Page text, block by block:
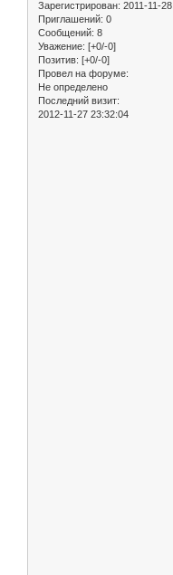
Зарегистрирован: 2011-11-28
Приглашений: 0
Сообщений: 8
Уважение: [+0/-0]
Позитив: [+0/-0]
Провел на форуме:
Не определено
Последний визит:
2012-11-27 23:32:04